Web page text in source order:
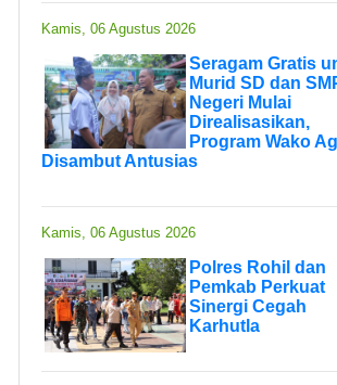
Kamis, 06 Agustus 2026
Seragam Gratis
Murid SD dan
Negeri Mulai
Direalisasikan,
Program Wako
Disambut Antusias
Kamis, 06 Agustus 2026
Polres Rohil dan
Pemkab Perkuat
Sinergi Cegah
Karhutla